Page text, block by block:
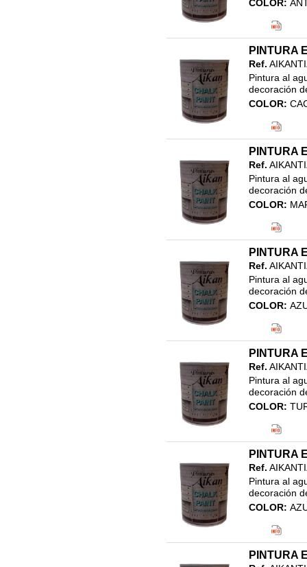
COLOR:
21.EFECTO
PINTURA
PINTURA
Ref.
Pintura al
decoración
COLOR:
21.EFECTO
PINTURA
PINTURA
Ref.
Pintura al
decoración
COLOR:
21.EFECTO
PINTURA
PINTURA
Ref.
Pintura al
decoración
COLOR:
21.EFECTO
PINTURA
PINTURA
Ref.
Pintura al
decoración
COLOR:
21.EFECTO
PINTURA
PINTURA
Ref.
Pintura al
decoración
COLOR:
21.EFECTO
PINTURA
PINTURA